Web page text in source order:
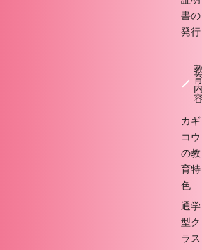
書の
発行
カギ
コウ
の教
育特
色
通学
型ク
ラス